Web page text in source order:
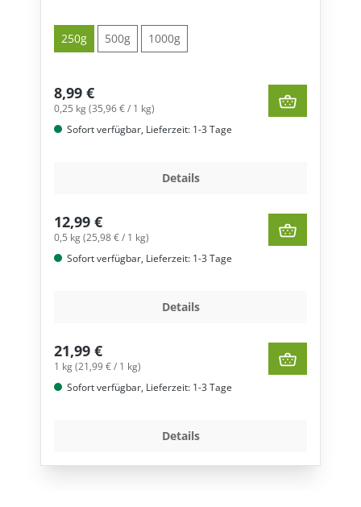
250g 500g 1000g
8,99 €
0,25 kg (35,96 € / 1 kg)
Sofort verfügbar, Lieferzeit: 1-3 Tage
Details
12,99 €
0,5 kg (25,98 € / 1 kg)
Sofort verfügbar, Lieferzeit: 1-3 Tage
Details
21,99 €
1 kg (21,99 € / 1 kg)
Sofort verfügbar, Lieferzeit: 1-3 Tage
Details